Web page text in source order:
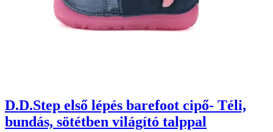
D.D.Step első lépés barefoot cipő- Téli,
bundás, sötétben világító talppal